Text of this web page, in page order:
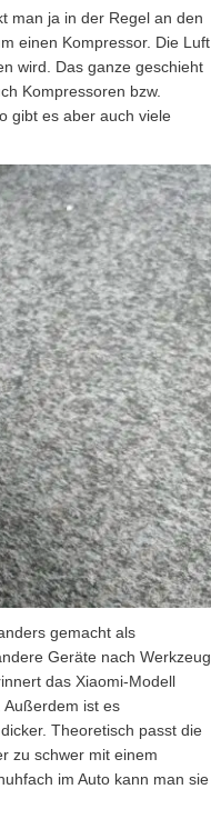
man ja in der Regel an den
einen Kompressor. Die Luft
wird. Das ganze geschieht
Kompressoren bzw.
gibt es aber auch viele
gemacht als
Geräte nach Werkzeug
das Xiaomi-Modell
Außerdem ist es
Theoretisch passt die
zu schwer mit einem
im Auto kann man sie